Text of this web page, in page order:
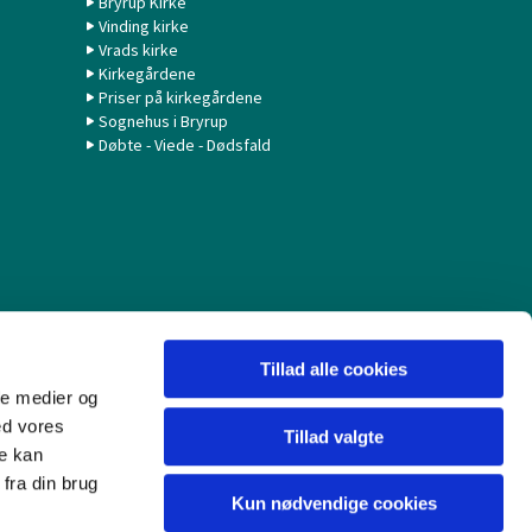
medier og
vores
kan
din brug
Tillad alle cookies
Tillad valgte
Kun nødvendige cookies
Vinding kirke
Vrads kirke
Kirkegårdene
Priser på kirkegårdene
Sognehus i Bryrup
Døbte - Viede - Dødsfald